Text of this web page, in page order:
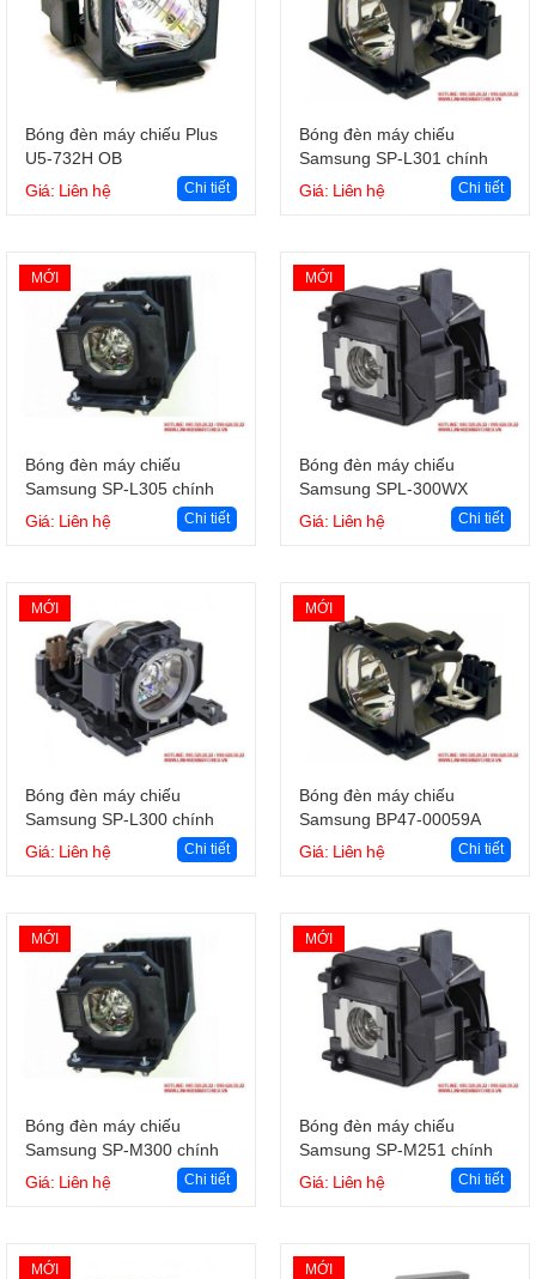
Giỏ hàng
Bóng đèn máy chiếu Plus
U5-732H OB
Giá: Liên hệ
Chi tiết
Giỏ hàng
Bóng đèn máy chiếu
Samsung SP-L301 chính
hãng
Giá: Liên hệ Chi tiết
MỚI
Giỏ hàng
Bóng đèn máy chiếu
Samsung SP-L305 chính
hãng
Giá: Liên hệ Chi tiết
MỚI
Giỏ hàng
Bóng đèn máy chiếu
Samsung SPL-300WX
chính hãng
Giá: Liên hệ Chi tiết
MỚI
Giỏ hàng
Bóng đèn máy chiếu
Samsung SP-L300 chính
hãng
Giá: Liên hệ Chi tiết
MỚI
Giỏ hàng
Bóng đèn máy chiếu
Samsung BP47-00059A
chính hãng
Giá: Liên hệ Chi tiết
MỚI
Giỏ hàng
Bóng đèn máy chiếu
Samsung SP-M300 chính
hãng
Giá: Liên hệ Chi tiết
MỚI
Giỏ hàng
Bóng đèn máy chiếu
Samsung SP-M251 chính
hãng
Giá: Liên hệ Chi tiết
MỚI MỚI